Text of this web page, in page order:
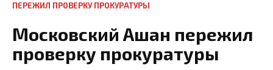
ПЕРЕЖИЛ ПРОВЕРКУ ПРОКУРАТУРЫ
Московский Ашан пережил
проверку прокуратуры